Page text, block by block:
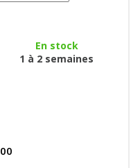
En stock
1 à 2 semaines
00